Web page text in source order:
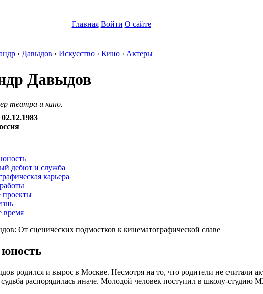
Главная Войти О сайте
› Давыдов › Искусство› Кино› Актеры
Давыдов
театра и кино.
02.12.1983
дебют и служба
карьера
время
От сценических подмостков к кинематографической славе
юность
родился и вырос в Москве. Несмотря на то, что родители не считали
распорядилась иначе. Молодой человек поступил в школу-студию